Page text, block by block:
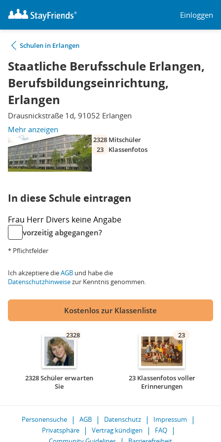
Einloggen
Schulen in Erlangen
Staatliche Berufsschule Erlangen,
Berufsbildungseinrichtung,
Erlangen
Drausnickstraße 1d, 91052 Erlangen
Mehr anzeigen
2328 Mitschüler
23
Klassenfotos
In diese Schule eintragen
Frau Herr Divers keine Angabe
vorzeitig abgegangen?
* Pflichtfelder
Ich akzeptiere dieAGB und habe die
Datenschutzhinweisezur Kenntnis genommen.
Kostenlos zur Klassenliste
2328
2328 Schüler erwarten
Sie
23
23 Klassenfotos voller
Erinnerungen
Personensuche AGB Datenschutz
Impressum
Privatsphäre
Vertrag kündigen
FAQ